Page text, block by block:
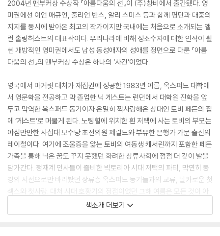
2004년 맨부커상 수상작 『아름다움의 선』이 (주)창비에서 출간됐다. 영
미권에선 이언 매큐언, 줄리언 반스, 알리 스미스 등과 함께 평단과 대중의
지지를 동시에 받아온 최고의 작가이지만 국내에는 처음으로 소개되는 앨
런 홀링허스트의 대표작이다. 우리나라에 비해 성소수자에 대한 인식이 훨
씬 개방적인 영미권에서도 남성 동성애자의 성애를 정면으로 다룬 『아름
다움의 선』의 맨부커상 수상은 하나의 ‘사건’이었다.
영국에서 마거릿 대처가 재집권에 성공한 1983년 여름, 옥스퍼드 대학에
서 영문학을 전공하고 막 졸업한 닉 게스트는 런던에서 대학원 진학을 앞
두고 막역한 옥스퍼드 동기이자 은밀히 짝사랑해온 상대인 토비 페든의 집
에 ‘게스트’로 머물게 된다. 노팅힐에 위치한 흰 저택에 사는 토비의 부모는
야심만만한 사십대 보수당 초선의원 제럴드와 부유한 은행가 가문 출신의
레이철이다. 여기에 조울증을 앓는 토비의 여동생 캐서린까지 포함한 페든
가족을 통해 닉은 꿈도 꾸지 못했던 화려한 상류사회에 점점 더 깊이 발을
담가간다. 정재계 인사들이 즐비한 빅토리아 시대 저택의 파티, 막연히 동
경의 시선으로만 바라봤던 상류층 옥스퍼드 동기들과의 교류, 날카로운 첫
섹스와 첫사랑. 대처 시대 호황기의 정점이었던 그해 여름은 모든 것이 아
름다웠다. 1986년, 역시 남몰래 동경해온 옥스퍼드 동창이자 레바논계 백
만장자의 아들 와니와 연인이 된 닉은 방탕하고 호화로운 생활을 즐긴다.
책소개 더보기